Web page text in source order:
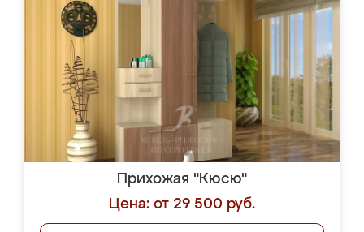
Прихожая "Кюсю"
Цена: от 29 500 руб.